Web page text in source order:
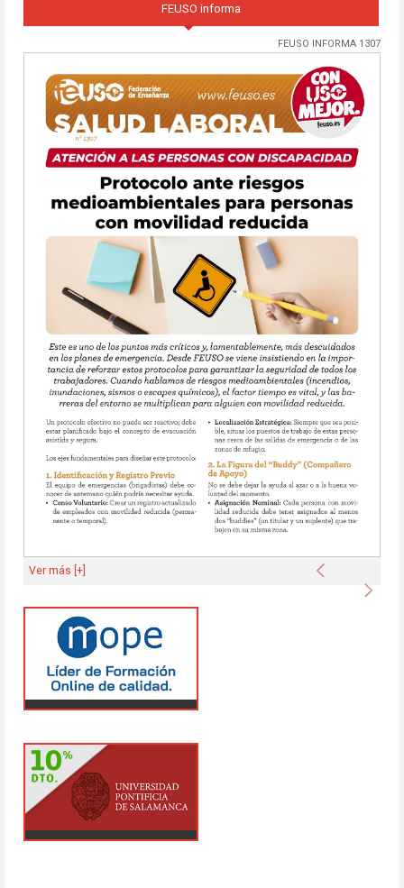
FEUSO informa
FEUSO INFORMA 1307
Anterior
Ver más [+]